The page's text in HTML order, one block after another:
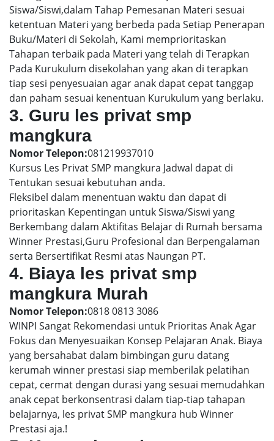
Siswa/Siswi,dalam Tahap Pemesanan Materi sesuai
ketentuan Materi yang berbeda pada Setiap Penerapan
Buku/Materi di Sekolah, Kami memprioritaskan
Tahapan terbaik pada Materi yang telah di Terapkan
Pada Kurukulum disekolahan yang akan di terapkan
tiap sesi penyesuaian agar anak dapat cepat tanggap
dan paham sesuai kenentuan Kurukulum yang berlaku.
3. Guru les privat smp
mangkura
Nomor Telepon:081219937010
Kursus Les Privat SMP mangkura Jadwal dapat di
Tentukan sesuai kebutuhan anda.
Fleksibel dalam menentuan waktu dan dapat di
prioritaskan Kepentingan untuk Siswa/Siswi yang
Berkembang dalam Aktifitas Belajar di Rumah bersama
Winner Prestasi,Guru Profesional dan Berpengalaman
serta Bersertifikat Resmi atas Naungan PT.
4. Biaya les privat smp
mangkura Murah
Nomor Telepon:0818 0813 3086
WINPI Sangat Rekomendasi untuk Prioritas Anak Agar
Fokus dan Menyesuaikan Konsep Pelajaran Anak. Biaya
yang bersahabat dalam bimbingan guru datang
kerumah winner prestasi siap memberilak pelatihan
cepat, cermat dengan durasi yang sesuai memudahkan
anak cepat berkonsentrasi dalam tiap-tiap tahapan
belajarnya, les privat SMP mangkura hub Winner
Prestasi aja.!